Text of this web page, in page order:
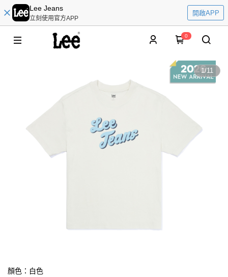
Lee Jeans
立刻使用官方APP
開啟APP
0
1/11
顏色：白色